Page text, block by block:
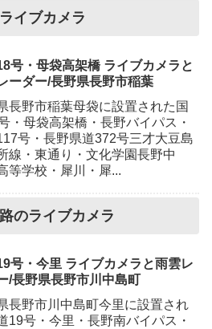
イブカメラ
号・母袋高架橋 ライブカメラと
ーダー/長野県長野市稲葉
長野市稲葉母袋に設置された国
・母袋高架橋・長野バイパス・
号・長野県道372号三才大豆島
線・東通り・文化学園長野中
等学校・犀川・犀...
のライブカメラ
号・今里 ライブカメラと雨雲レ
/長野県長野市川中島町
長野市川中島町今里に設置され
19号・今里・長野南バイパス・